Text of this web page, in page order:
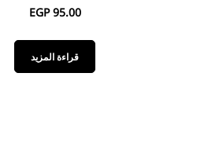
EGP95.00
قراءة المزيد